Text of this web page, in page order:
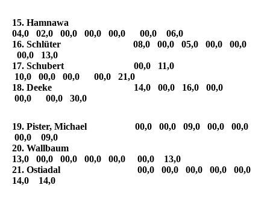
15. Hamnawa
04,0 02,0 00,0 00,0 00,0 00,0 06,0
16. Schlüter 08,0 00,0 05,0 00,0 00,0
00,0 13,0
17. Schubert 00,0 11,0
10,0 00,0 00,0 00,0 21,0
18. Deeke 14,0 00,0 16,0 00,0
00,0 00,0 30,0
19. Pister, Michael 00,0 00,0 09,0 00,0 00,0
00,0 09,0
20. Wallbaum
13,0 00,0 00,0 00,0 00,0 00,0 13,0
21. Ostiadal 00,0 00,0 00,0 00,0 00,0
14,0 14,0